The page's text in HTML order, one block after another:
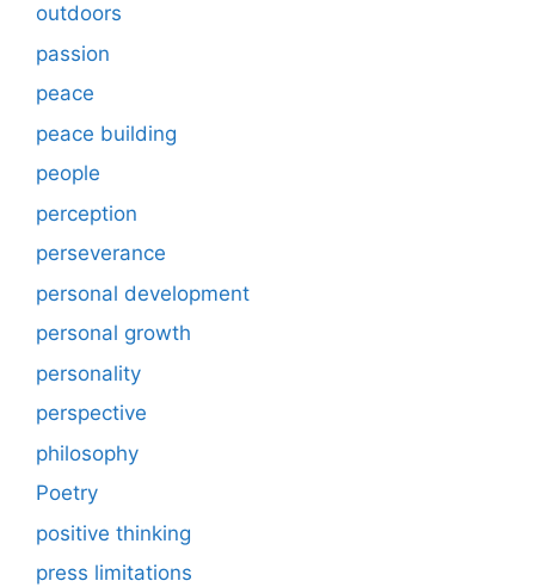
outdoors
passion
peace
peace building
people
perception
perseverance
personal development
personal growth
personality
perspective
philosophy
Poetry
positive thinking
press limitations